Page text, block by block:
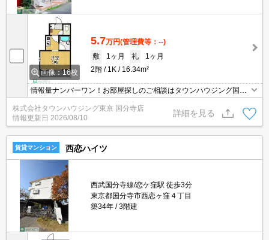
画像：16枚
5.7万円(管理費等：--)
敷
1ヶ月 礼
1ヶ月
2階
1K 16.34m²
情報量ナンバーワン！お部屋探しのご相談はタウンハウジング国分
寺店にお任せを！
株式会社タウンハウジング東京 国分寺店
情報更新日 2026/08/10
詳細を見る
賃貸マンション 西恋ハイツ
西武国分寺線/恋ケ窪駅 徒歩3分
東京都国分寺市西恋ヶ窪４丁目
築34年
3階建